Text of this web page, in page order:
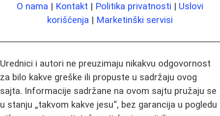
O nama | Kontakt | Politika privatnosti | Uslovi
korišćenja | Marketinški servisi
Urednici i autori ne preuzimaju nikakvu odgovornost
za bilo kakve greške ili propuste u sadržaju ovog
sajta. Informacije sadržane na ovom sajtu pružaju se
u stanju „takvom kakve jesu“, bez garancija u pogledu